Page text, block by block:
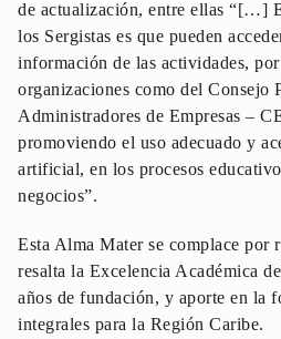
de actualización, entre ellas “[…]
los Sergistas es que pueden
información de las actividades,
organizaciones como del Consejo
Administradores de Empresas –
promoviendo el uso adecuado y
artificial, en los procesos
negocios”.
Esta Alma Mater se complace por
resalta la Excelencia Académica
años de fundación, y aporte en la
integrales para la Región Caribe.